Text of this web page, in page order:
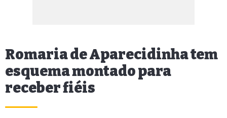
Romaria de Aparecidinha tem
esquema montado para
receber fiéis